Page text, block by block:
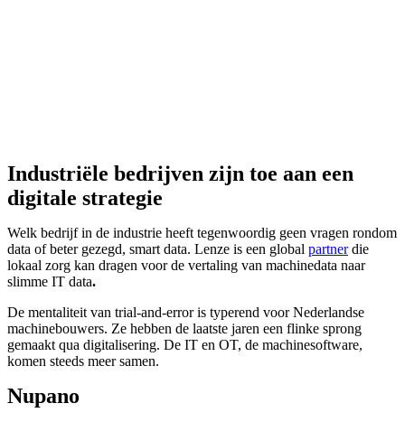
Industriële bedrijven zijn toe aan een
digitale strategie
Welk bedrijf in de industrie heeft tegenwoordig geen vragen rondom
data of beter gezegd, smart data. Lenze is een global partnerdie
lokaal zorg kan dragen voor de vertaling van machinedata naar
slimme IT data.
De mentaliteit van trial-and-error is typerend voor Nederlandse
machinebouwers. Ze hebben de laatste jaren een flinke sprong
gemaakt qua digitalisering. De IT en OT, de machinesoftware,
komen steeds meer samen.
Nupano